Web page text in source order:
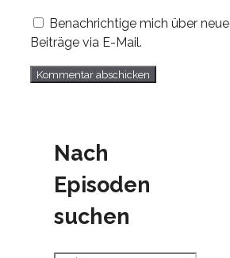
Benachrichtige mich über neue
Beiträge via E-Mail.
Nach
Episoden
suchen